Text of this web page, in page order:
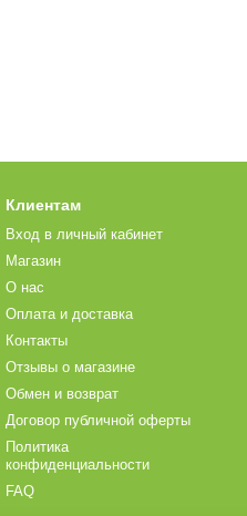
Клиентам
Вход в личный кабинет
Магазин
О нас
Оплата и доставка
Контакты
Отзывы о магазине
Обмен и возврат
Договор публичной оферты
Политика
конфиденциальности
FAQ